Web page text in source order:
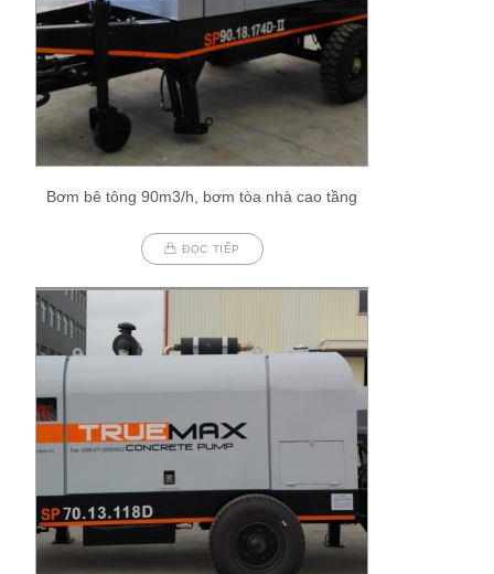
Bơm bê tông 90m3/h, bơm tòa nhà cao tầng
ĐỌC TIẾP